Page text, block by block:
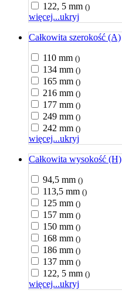
122, 5 mm ()
więcej...ukryj
Całkowita szerokość (A)
110 mm ()
134 mm ()
165 mm ()
216 mm ()
177 mm ()
249 mm ()
242 mm ()
więcej...ukryj
Całkowita wysokość (H)
94,5 mm ()
113,5 mm ()
125 mm ()
157 mm ()
150 mm ()
168 mm ()
186 mm ()
137 mm ()
122, 5 mm ()
więcej...ukryj